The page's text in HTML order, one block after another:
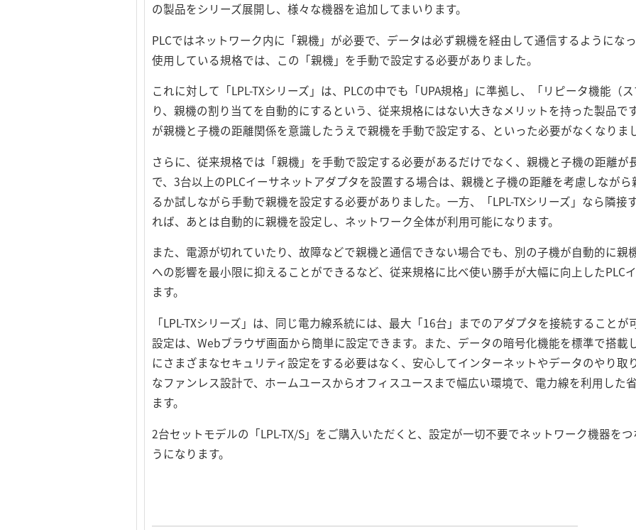
の製品をシリーズ展開し、様々な機器を追加してまいります。
PLCではネットワーク内に「親機」が必要で、データは必ず親機を経由して通信するようにな
使用している規格では、この「親機」を手動で設定する必要がありました。
これに対して「LPL-TXシリーズ」は、PLCの中でも「UPA規格」に準拠し、「リピータ機能（
り、親機の割り当てを自動的にするという、従来規格にはない大きなメリットを持った製品で
が親機と子機の距離関係を意識したうえで親機を手動で設定する、といった必要がなくなりま
さらに、従来規格では「親機」を手動で設定する必要があるだけでなく、親機と子機の距離
で、3台以上のPLCイーサネットアダプタを設置する場合は、親機と子機の距離を考慮しなが
るか試しながら手動で親機を設定する必要がありました。一方、「LPL-TXシリーズ」なら隣
れば、あとは自動的に親機を設定し、ネットワーク全体が利用可能になります。
また、電源が切れていたり、故障などで親機と通信できない場合でも、別の子機が自動的に親
への影響を最小限に抑えることができるなど、従来規格に比べ使い勝手が大幅に向上したPLC
ます。
「LPL-TXシリーズ」は、同じ電力線系統には、最大「16台」までのアダプタを接続すること
設定は、Webブラウザ画面から簡単に設定できます。また、データの暗号化機能を標準で搭載
にさまざまなセキュリティ設定をする必要はなく、安心してインターネットやデータのやり取
なファンレス設計で、ホームユースからオフィスユースまで幅広い環境で、電力線を利用した
ます。
2台セットモデルの「LPL-TX/S」をご購入いただくと、設定が一切不要でネットワーク機器を
うになります。